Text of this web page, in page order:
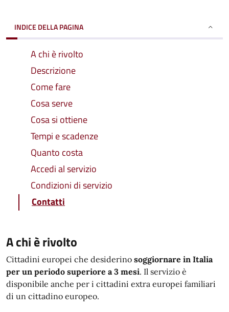
INDICE DELLA PAGINA
A chi è rivolto
Descrizione
Come fare
Cosa serve
Cosa si ottiene
Tempi e scadenze
Quanto costa
Accedi al servizio
Condizioni di servizio
Contatti
A chi è rivolto
Cittadini europei che desiderino soggiornare in Italia
per un periodo superiore a 3 mesi. Il servizio è
disponibile anche per i cittadini extra europei familiari
di un cittadino europeo.